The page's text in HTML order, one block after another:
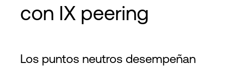
con IX peering
Los puntos neutros desempeñan